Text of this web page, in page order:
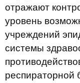
отражают
уровень
учреждений
системы
респираторной